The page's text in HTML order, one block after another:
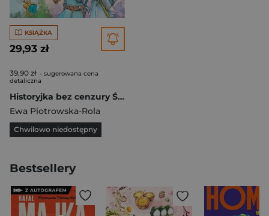
KSIĄŻKA
29,93 zł
39,90 zł - sugerowana cena
detaliczna
Historyjka bez cenzury Średniowiecze Tom 3
Ewa Piotrowska-Rola
Chwilowo niedostępny
Bestsellery